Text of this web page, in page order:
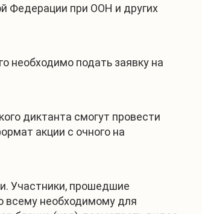
Федерации при ООН и других
необходимо подать заявку на
диктанта смогут провести
акции с очного на
Участники, прошедшие
всему необходимому для